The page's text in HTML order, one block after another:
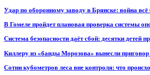
Удар по оборонному заводу в Брянске: война
В Гомеле пройдет плановая проверка системы
Система безопасности даёт сбой: десятки детей
Киллеру из «банды Морозова» вынесли
Сотни кубометров леса вне контроля: что